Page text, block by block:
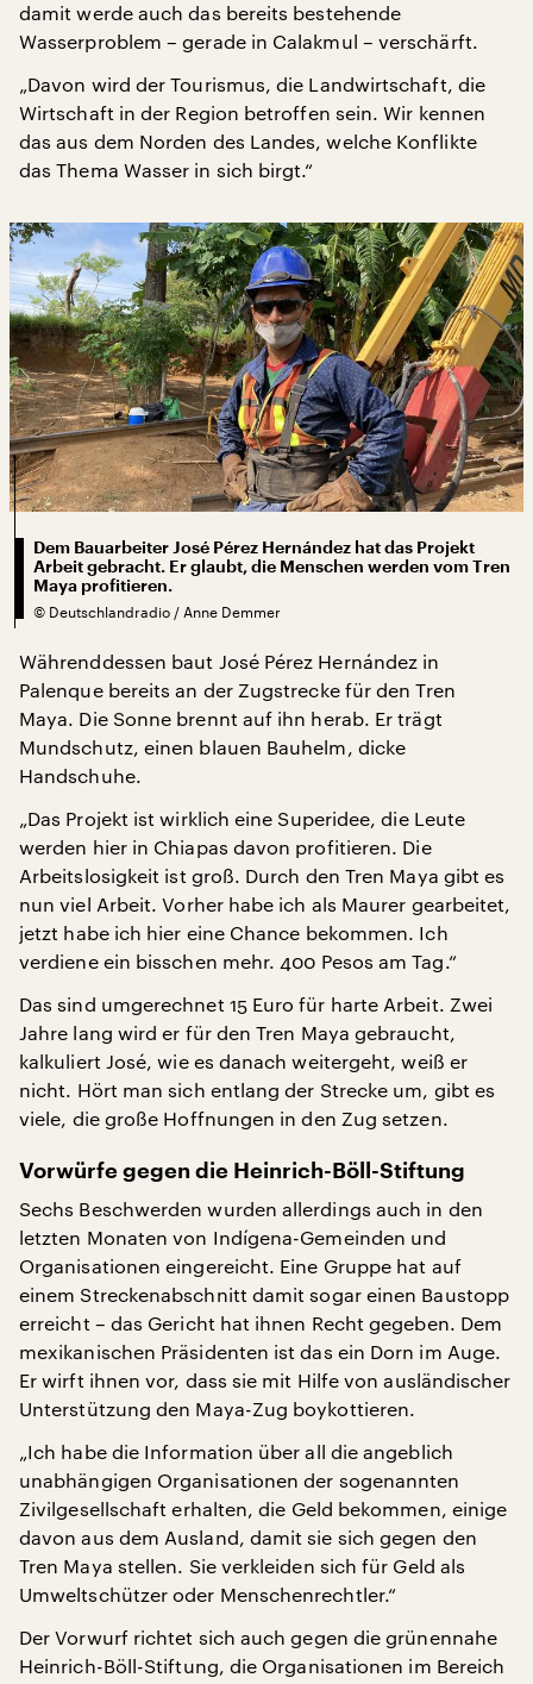
damit werde auch das bereits bestehende
Wasserproblem – gerade in Calakmul – verschärft.
„Davon wird der Tourismus, die Landwirtschaft, die
Wirtschaft in der Region betroffen sein. Wir kennen
das aus dem Norden des Landes, welche Konflikte
das Thema Wasser in sich birgt.“
Dem Bauarbeiter José Pérez Hernández hat das Projekt
Arbeit gebracht. Er glaubt, die Menschen werden vom Tren
Maya profitieren.
© Deutschlandradio / Anne Demmer
Währenddessen baut José Pérez Hernández in
Palenque bereits an der Zugstrecke für den Tren
Maya. Die Sonne brennt auf ihn herab. Er trägt
Mundschutz, einen blauen Bauhelm, dicke
Handschuhe.
„Das Projekt ist wirklich eine Superidee, die Leute
werden hier in Chiapas davon profitieren. Die
Arbeitslosigkeit ist groß. Durch den Tren Maya gibt es
nun viel Arbeit. Vorher habe ich als Maurer gearbeitet,
jetzt habe ich hier eine Chance bekommen. Ich
verdiene ein bisschen mehr. 400 Pesos am Tag.“
Das sind umgerechnet 15 Euro für harte Arbeit. Zwei
Jahre lang wird er für den Tren Maya gebraucht,
kalkuliert José, wie es danach weitergeht, weiß er
nicht. Hört man sich entlang der Strecke um, gibt es
viele, die große Hoffnungen in den Zug setzen.
Vorwürfe gegen die Heinrich-Böll-Stiftung
Sechs Beschwerden wurden allerdings auch in den
letzten Monaten von Indígena-Gemeinden und
Organisationen eingereicht. Eine Gruppe hat auf
einem Streckenabschnitt damit sogar einen Baustopp
erreicht – das Gericht hat ihnen Recht gegeben. Dem
mexikanischen Präsidenten ist das ein Dorn im Auge.
Er wirft ihnen vor, dass sie mit Hilfe von ausländischer
Unterstützung den Maya-Zug boykottieren.
„Ich habe die Information über all die angeblich
unabhängigen Organisationen der sogenannten
Zivilgesellschaft erhalten, die Geld bekommen, einige
davon aus dem Ausland, damit sie sich gegen den
Tren Maya stellen. Sie verkleiden sich für Geld als
Umweltschützer oder Menschenrechtler.“
Der Vorwurf richtet sich auch gegen die grünennahe
Heinrich-Böll-Stiftung, die Organisationen im Bereich